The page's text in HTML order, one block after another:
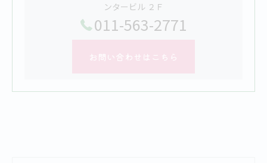
ンタービル ２Ｆ
011-563-2771
お問い合わせはこちら